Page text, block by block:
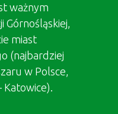
ważnym
miast
(najbardziej
w Polsce,